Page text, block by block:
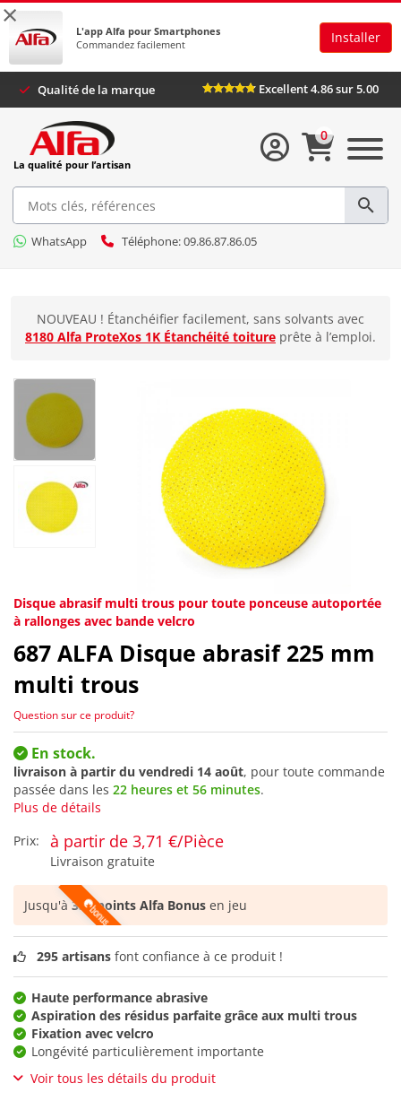
×
L'app Alfa pour Smartphones
Commandez facilement
Installer
Qualité de la marque Excellent 4.86 sur 5.00
La qualité pour l’artisan
WhatsApp Téléphone: 09.86.87.86.05
0
NOUVEAU ! Étanchéifier facilement, sans solvants avec
8180 Alfa ProteXos 1K Étanchéité toiture prête à l’emploi.
Disque abrasif multi trous pour toute ponceuse autoportée
à rallonges avec bande velcro
687 ALFA Disque abrasif 225 mm
multi trous
Question sur ce produit?
En stock.
livraison à partir du vendredi 14 août, pour toute commande
passée dans les 22 heures et 56 minutes.
Plus de détails
Prix:
à partir de 3,71 €/Pièce
Livraison gratuite
Jusqu'à335 points Alfa Bonus en jeu
295 artisans font confiance à ce produit !
Haute performance abrasive
Aspiration des résidus parfaite grâce aux multi trous
Fixation avec velcro
Longévité particulièrement importante
Voir tous les détails du produit